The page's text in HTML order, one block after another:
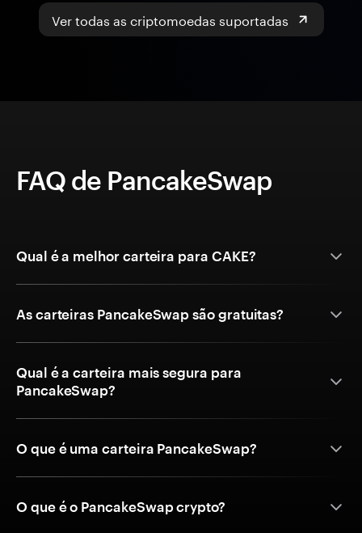
Ver todas as criptomoedas suportadas
FAQ de PancakeSwap
Qual é a melhor carteira para CAKE?
As carteiras PancakeSwap são gratuitas?
Qual é a carteira mais segura para
PancakeSwap?
O que é uma carteira PancakeSwap?
O que é o PancakeSwap crypto?